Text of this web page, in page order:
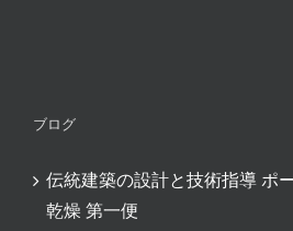
ブログ
伝統建築の設計と技術指導 ポ
乾燥 第一便